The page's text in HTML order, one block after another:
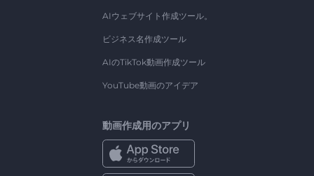
AIウェブサイト作成ツール。
ビジネス名作成ツール
AIのTikTok動画作成ツール
YouTube動画のアイデア
動画作成用のアプリ